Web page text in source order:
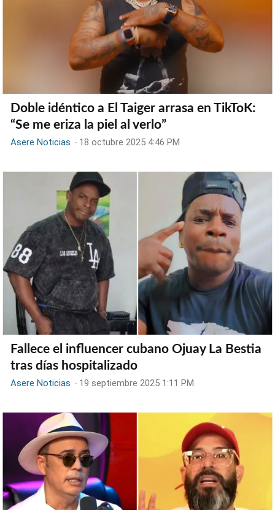
Doble idéntico a El Taiger arrasa en TikToK:
“Se me eriza la piel al verlo”
Asere Noticias - 18 octubre 2025 4:46 PM
Fallece el influencer cubano Ojuay La Bestia
tras días hospitalizado
Asere Noticias - 19 septiembre 2025 1:11 PM